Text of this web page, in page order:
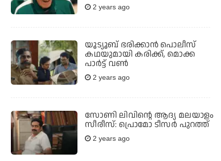
2 years ago
യൂട്യൂബ് ഭരിക്കാൻ പൊലീസ്
കഥയുമായി കരിക്ക്, മൊക്ക
പാർട്ട്‌ വൺ
2 years ago
സോണി ലിവിന്റെ ആദ്യ മലയാളം
സീരീസ്: പ്രൊമോ ടീസര്‍ പുറത്ത്
2 years ago